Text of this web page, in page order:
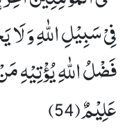
فِیْ سَبِیْلِ اللّٰهِ وَ
فَضْلُ اللّٰهِ یُؤْتِیْهِ
عَلِیْمٌ(54)